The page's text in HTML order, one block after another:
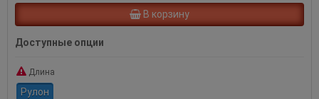
В корзину
Доступные опции
Длина
Рулон